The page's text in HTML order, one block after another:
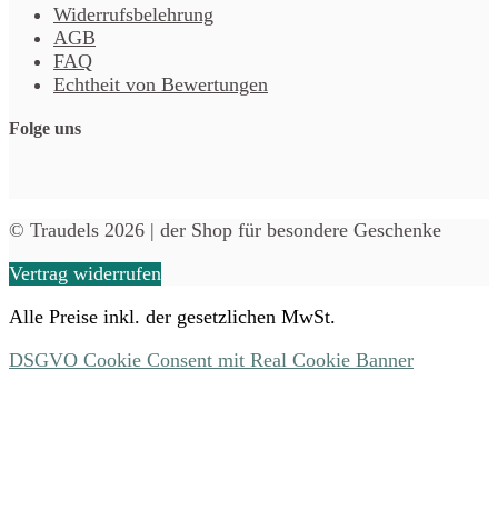
Widerrufsbelehrung
AGB
FAQ
Echtheit von Bewertungen
Folge uns
© Traudels 2026 | der Shop für besondere Geschenke
Vertrag widerrufen
Alle Preise inkl. der gesetzlichen MwSt.
DSGVO Cookie Consent mit Real Cookie Banner